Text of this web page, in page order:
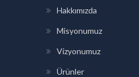
Hakkımızda
Misyonumuz
Vizyonumuz
Ürünler